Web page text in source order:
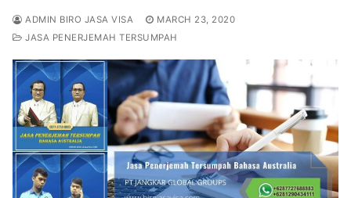
ADMIN BIRO JASA VISA
MARCH 23, 2020
JASA PENERJEMAH TERSUMPAH